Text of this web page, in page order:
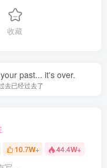
收藏
past... it's over.
去已经过去了
10.7W+ 44.4W+